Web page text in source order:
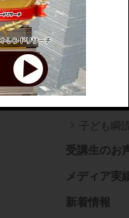
書籍紹介
瞬読トレー
企業研修/
瞬読講師
瞬読トレ
子ども瞬
受講生のお
メディア実
新着情報